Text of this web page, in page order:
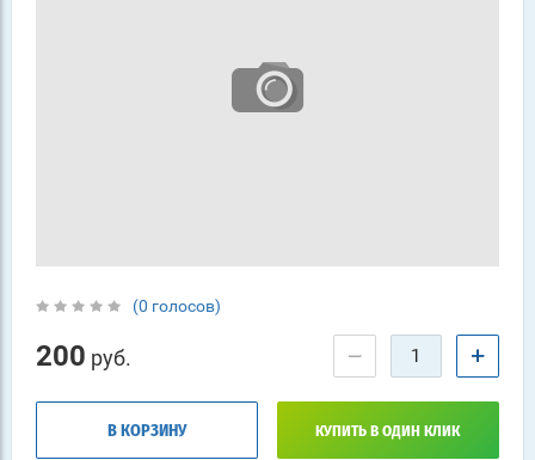
(0 голосов)
200 руб. − +
В КОРЗИНУ КУПИТЬ В ОДИН КЛИК